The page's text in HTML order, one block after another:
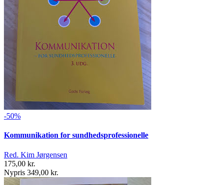
-50%
Kommunikation for sundhedsprofessionelle
Red. Kim Jørgensen
175,00 kr.
Nypris 349,00 kr.